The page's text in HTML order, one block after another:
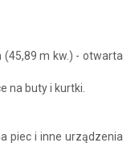
m kw.) - otwarta
na buty i kurtki.
piec i inne urządzenia